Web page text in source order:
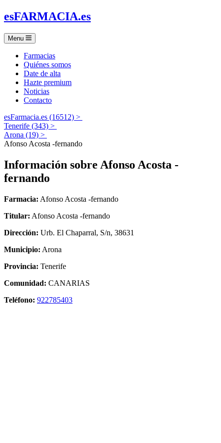
esFARMACIA.es
Menu
Farmacias
Quiénes somos
Date de alta
Hazte premium
Noticias
Contacto
esFarmacia.es (16512) >
Tenerife (343) >
Arona (19) >
Afonso Acosta -fernando
Información sobre Afonso Acosta -
fernando
Farmacia: Afonso Acosta -fernando
Titular: Afonso Acosta -fernando
Dirección: Urb. El Chaparral, S/n, 38631
Municipio: Arona
Provincia: Tenerife
Comunidad: CANARIAS
Teléfono: 922785403